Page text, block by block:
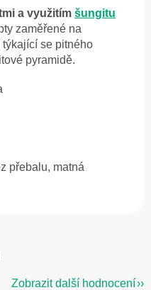
a využitím šungitu
zaměřené na
se pitného
pyramidě.
přebalu, matná
Zobrazit další hodnocení